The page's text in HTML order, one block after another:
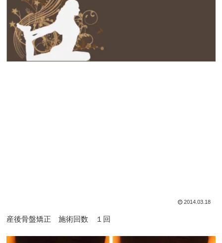
2014.03.18
産後骨盤矯正 施術回数 １回